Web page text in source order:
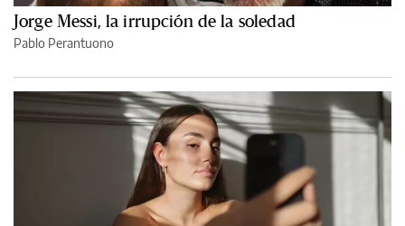
Jorge Messi, la irrupción de la soledad
Pablo Perantuono